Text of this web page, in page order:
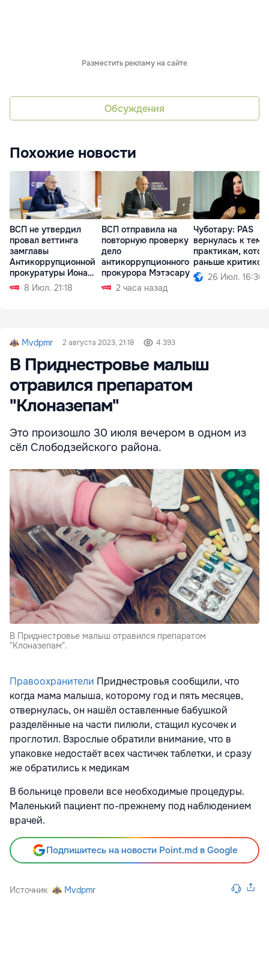
Разместить рекламу на сайте
Обсуждения
Похожие новости
ВСП не утвердил
провал веттинга
замглавы
Антикоррупционной
прокуратуры Иона
Припы8 Июл. 21:18
ВСП отправила на
повторную проверку
дело
антикоррупционного
прокурора Мэтэсару
2 часа назад
Чуботару: PAS
вернулась к тем
практикам,
раньше
26 Июл. 16:30
Mvdpmr 2 августа 2023, 21:18 4 393
В Приднестровье малыш
отравился препаратом
"Клоназепам"
Это произошло 30 июля вечером в одном из
сёл Слободзейского района.
В Приднестровье малыш отравился препаратом
"Клоназепам".
Правоохранители Приднестровья сообщили, что
когда мама малыша, которому год и пять месяцев,
отвернулась, он нашёл оставленные бабушкой
разделённые на части пилюли, стащил кусочек и
проглотил. Взрослые обратили внимание, что в
упаковке недостаёт всех частичек таблетки, и сразу
же обратились к медикам
В больнице провели все необходимые процедуры.
Маленький пациент по-прежнему под наблюдением
врачей.
Подпишитесь на новости Point.md в Google
Источник Mvdpmr